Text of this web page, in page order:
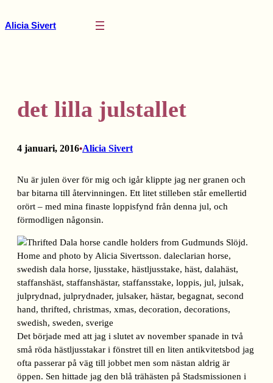
till
Alicia Sivert
det lilla julstallet
4 januari, 2016•Alicia Sivert
Nu är julen över för mig och igår klippte jag ner granen och
bar bitarna till återvinningen. Ett litet stilleben står emellertid
orört – med mina finaste loppisfynd från denna jul, och
förmodligen någonsin.
Det började med att jag i slutet av november spanade in två
små röda hästljusstakar i fönstret till en liten antikvitetsbod jag
ofta passerar på väg till jobbet men som nästan aldrig är
öppen. Sen hittade jag den blå trähästen på Stadsmissionen i